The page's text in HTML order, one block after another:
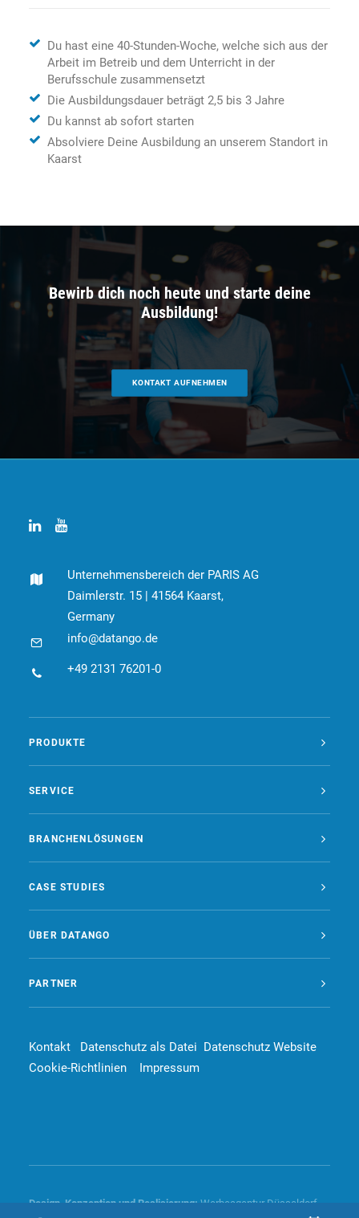
Du hast eine 40-Stunden-Woche, welche sich aus der
Arbeit im Betreib und dem Unterricht in der
Berufsschule zusammensetzt
Die Ausbildungsdauer beträgt 2,5 bis 3 Jahre
Du kannst ab sofort starten
Absolviere Deine Ausbildung an unserem Standort in
Kaarst
Bewirb dich noch heute und starte deine
Ausbildung!
KONTAKT AUFNEHMEN
Unternehmensbereich der PARIS AG
Daimlerstr. 15 | 41564 Kaarst,
Germany
info@datango.de
+49 2131 76201-0
PRODUKTE
SERVICE
BRANCHENLÖSUNGEN
CASE STUDIES
ÜBER DATANGO
PARTNER
Kontakt Datenschutz als Datei Datenschutz Website
Cookie-Richtlinien
Impressum
Design, Konzeption und Realisierung: Werbeagentur Düsseldorf –